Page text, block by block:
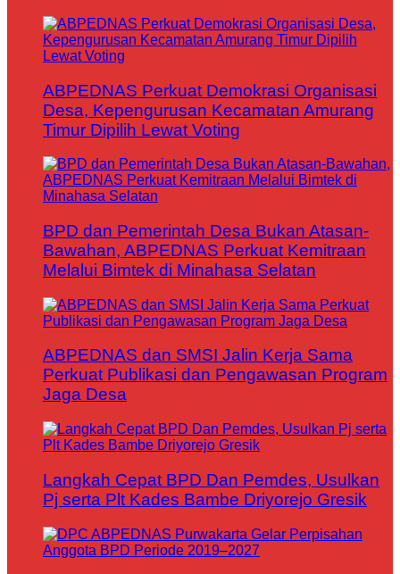
ABPEDNAS Perkuat Demokrasi Organisasi
Desa, Kepengurusan Kecamatan Amurang
Timur Dipilih Lewat Voting
BPD dan Pemerintah Desa Bukan Atasan-
Bawahan, ABPEDNAS Perkuat Kemitraan
Melalui Bimtek di Minahasa Selatan
ABPEDNAS dan SMSI Jalin Kerja Sama
Perkuat Publikasi dan Pengawasan Program
Jaga Desa
Langkah Cepat BPD Dan Pemdes, Usulkan
Pj serta Plt Kades Bambe Driyorejo Gresik